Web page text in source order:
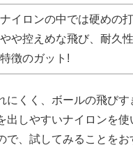
ナイロンの中では硬めの
やや控えめな飛び、耐久
特徴のガット!
にくく、ボールの飛び
出しやすいナイロンを
で、試してみることをお